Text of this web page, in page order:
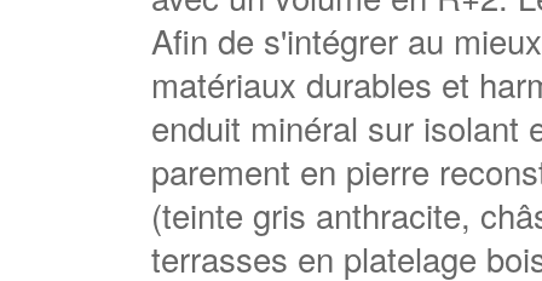
Afin de s'intégrer au
matériaux durables et
enduit minéral sur isolant
parement en pierre
(teinte gris anthracite,
terrasses en platelage